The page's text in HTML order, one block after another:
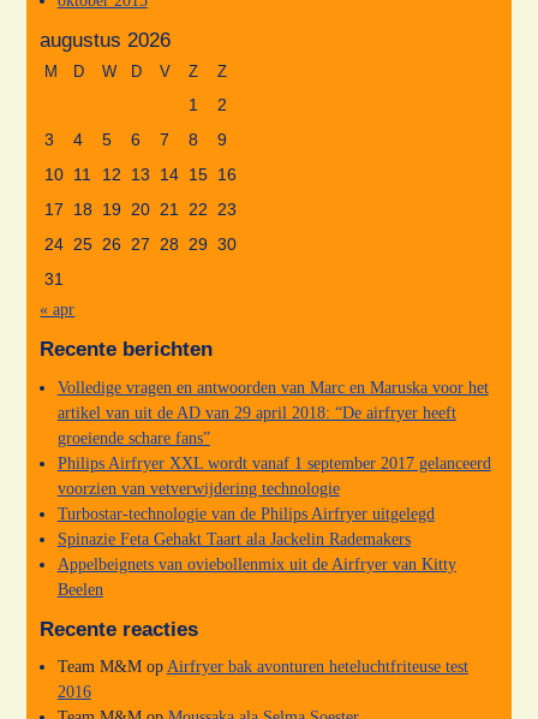
augustus 2026
M D W D V Z Z
1
2
3
4 5 6 7 8
9
10 11 12 13 14 15 16
17
18 19 20 21 22 23
24 25 26 27 28 29 30
31
« apr
Recente berichten
Volledige vragen en antwoorden van Marc en Maruska voor het
artikel van uit de AD van 29 april 2018: “De airfryer heeft
groeiende schare fans”
Philips Airfryer XXL wordt vanaf 1 september 2017 gelanceerd
voorzien van vetverwijdering technologie
Turbostar-technologie van de Philips Airfryer uitgelegd
Spinazie Feta Gehakt Taart ala Jackelin Rademakers
Appelbeignets van oviebollenmix uit de Airfryer van Kitty
Beelen
Recente reacties
Team M&Mop Airfryer bak avonturen heteluchtfriteuse test
2016